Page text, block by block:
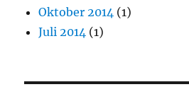
Oktober 2014 (1)
Juli 2014 (1)